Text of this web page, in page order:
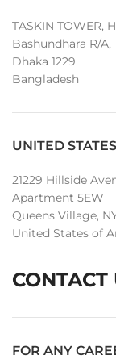
TASKIN TOWER,
Bashundhara R/A,
Dhaka 1229
Bangladesh
UNITED
21229 Hillside
Apartment 5EW
Queens Village,
United States of
CONTACT
FOR ANY